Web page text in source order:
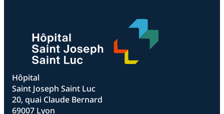
Hôpital
Saint Joseph Saint Luc
20, quai Claude Bernard
69007 Lyon